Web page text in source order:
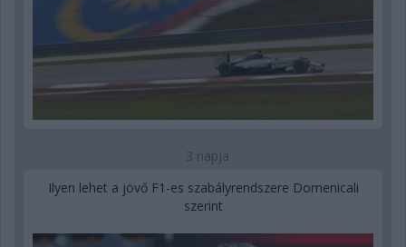
3 napja
Ilyen lehet a jövő F1-es szabályrendszere Domenicali
szerint